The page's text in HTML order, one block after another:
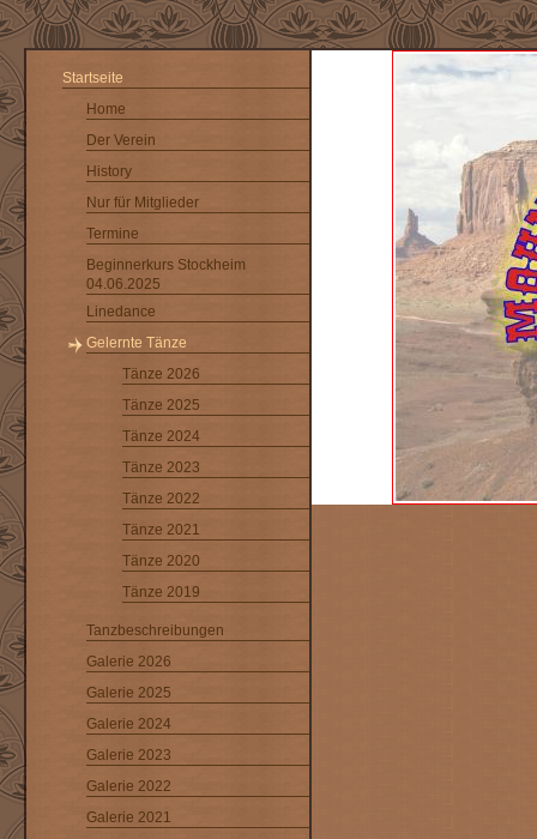
Startseite
Home
Der Verein
History
Nur für Mitglieder
Termine
Beginnerkurs Stockheim
04.06.2025
Linedance
Gelernte Tänze
Tänze 2026
Tänze 2025
Tänze 2024
Tänze 2023
Tänze 2022
Tänze 2021
Tänze 2020
Tänze 2019
Tanzbeschreibungen
Galerie 2026
Galerie 2025
Galerie 2024
Galerie 2023
Galerie 2022
Galerie 2021